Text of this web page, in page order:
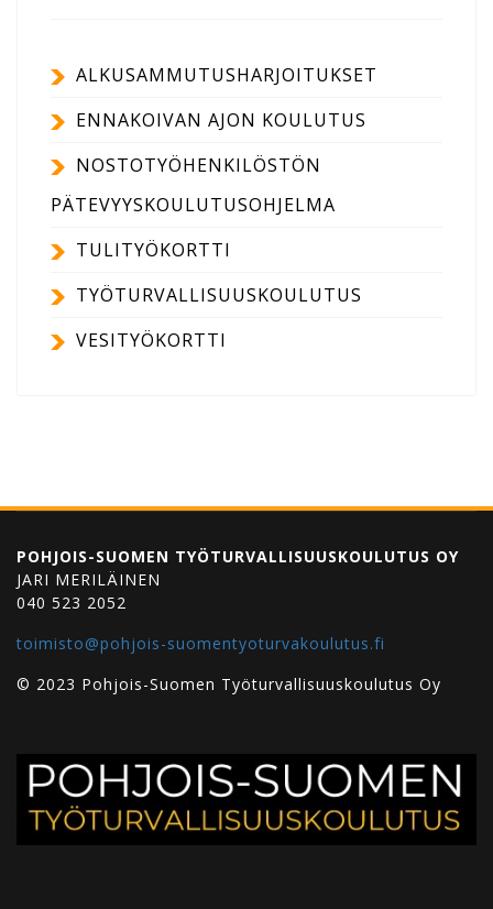
ALKUSAMMUTUSHARJOITUKSET
ENNAKOIVAN AJON KOULUTUS
NOSTOTYÖHENKILÖSTÖN
PÄTEVYYSKOULUTUSOHJELMA
TULITYÖKORTTI
TYÖTURVALLISUUSKOULUTUS
VESITYÖKORTTI
POHJOIS-SUOMEN TYÖTURVALLISUUSKOULUTUS OY
JARI MERILÄINEN
040 523 2052
toimisto@pohjois-suomentyoturvakoulutus.fi
© 2023 Pohjois-Suomen Työturvallisuuskoulutus Oy